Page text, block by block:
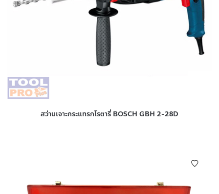
สว่านเจาะกระแทรกโรตารี่ BOSCH GBH 2-28D